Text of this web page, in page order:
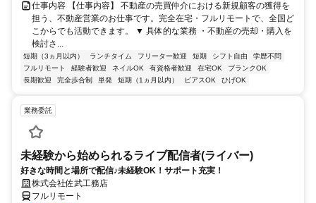
仕事内容 【仕事内容】 不動産の売買仲介における新規顧客の獲得を
担う、不動産営業のお仕事です。完全在宅・フルリモートで、全国ど
こからでも活動できます。 ▼ 具体的な業務 ・不動産の売却・購入を
検討さ...
短期（3ヵ月以内） ランチタイム フリーター歓迎 短期 シフト自由
学歴不問
フルリモート
経験者歓迎 ネイルOK 有資格者歓迎 在宅OK
ブランクOK
長期歓迎
完全歩合制 単発 短期（1ヵ月以内） ピアスOK ひげOK
業務委託
未経験から始められるライブ配信者(ライバー)
好きな時間と場所で配信♪未経験OK！サポート充実！
株式会社佐武工務店
フルリモート